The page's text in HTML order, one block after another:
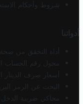
شروط وأحكام
أدواتنا
أداة التحقق من
محول رقم الحساب
أسعار صرف الدينار
البحث عن الرمز
محاكي ضريبة